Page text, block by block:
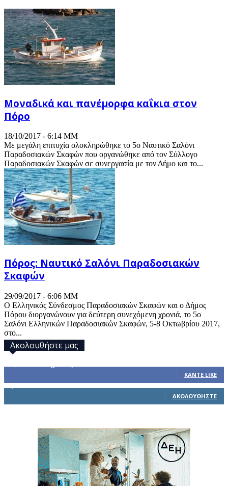
Μοναδικά και πανέμορφα καΐκια στον
Πόρο
18/10/2017 - 6:14 ΜΜ
Με μεγάλη επιτυχία ολοκληρώθηκε το 5ο Ναυτικό Σαλόνι
Παραδοσιακών Σκαφών που οργανώθηκε από τον Σύλλογο
Παραδοσιακών Σκαφών σε συνεργασία με τον Δήμο και το...
Πόρος: Ναυτικό Σαλόνι Παραδοσιακών
Σκαφών
29/09/2017 - 6:06 ΜΜ
Ο Ελληνικός Σύνδεσμος Παραδοσιακών Σκαφών και ο Δήμος
Πόρου διοργανώνουν για δεύτερη συνεχόμενη χρονιά, το 5ο
Σαλόνι Ελληνικών Παραδοσιακών Σκαφών, 5-8 Οκτωβρίου 2017,
στο...
Ακολουθήστε μας
ΚΆΝΤΕ LIKE
ΑΚΟΛΟΥΘΉΣΤΕ